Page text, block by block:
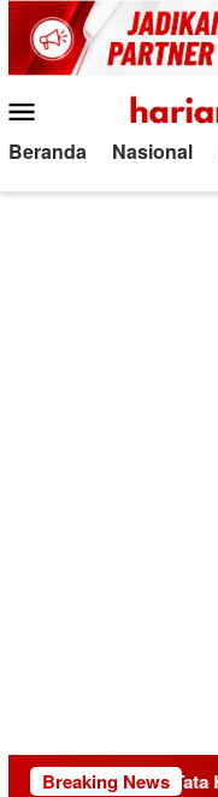
Loncat
ke
konten
Mobile
Beranda Nasional
Breaking News
Miskin Tata Kelola?